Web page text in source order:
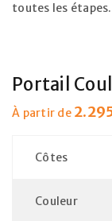
toutes les étapes.
Portail
À partir de
Côtes
Couleur